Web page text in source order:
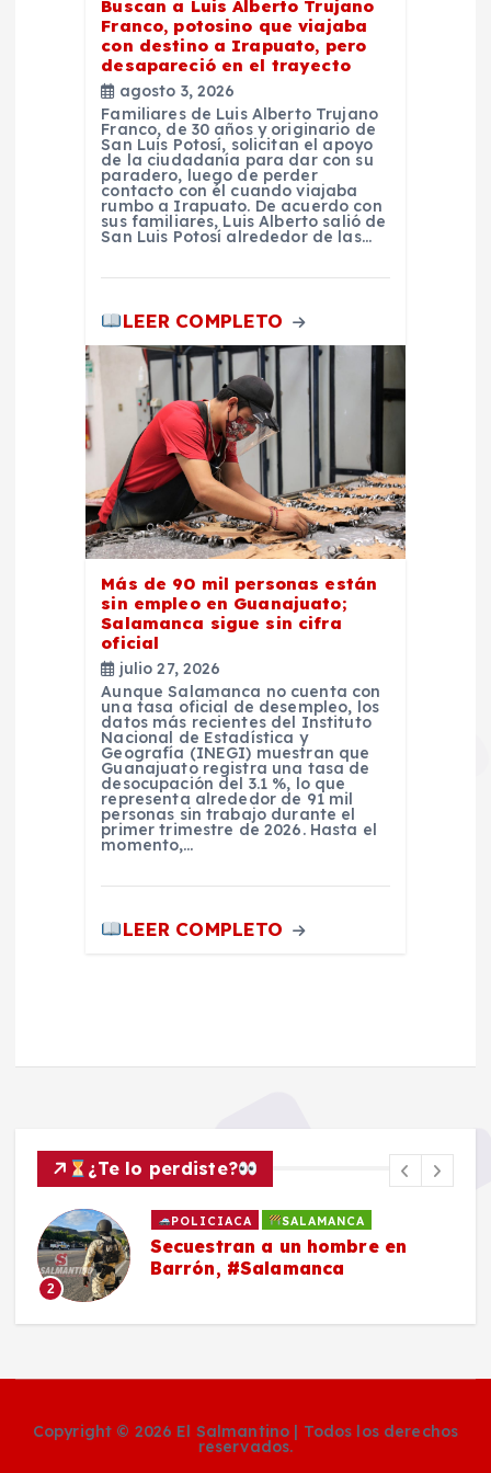
Buscan a Luis Alberto Trujano
Franco, potosino que viajaba
con destino a Irapuato, pero
desapareció en el trayecto
agosto 3, 2026
Familiares de Luis Alberto Trujano
Franco, de 30 años y originario de
San Luis Potosí, solicitan el apoyo
de la ciudadanía para dar con su
paradero, luego de perder
contacto con él cuando viajaba
rumbo a Irapuato. De acuerdo con
sus familiares, Luis Alberto salió de
San Luis Potosí alrededor de las…
LEER COMPLETO
Más de 90 mil personas están
sin empleo en Guanajuato;
Salamanca sigue sin cifra
oficial
julio 27, 2026
Aunque Salamanca no cuenta con
una tasa oficial de desempleo, los
datos más recientes del Instituto
Nacional de Estadística y
Geografía (INEGI) muestran que
Guanajuato registra una tasa de
desocupación del 3.1 %, lo que
representa alrededor de 91 mil
personas sin trabajo durante el
primer trimestre de 2026. Hasta el
momento,…
LEER COMPLETO
¿Te lo perdiste?
2
POLICIACA SALAMANCA
Secuestran a un hombre en
Barrón, #Salamanca
Copyright © 2026 El Salmantino | Todos los derechos
reservados.